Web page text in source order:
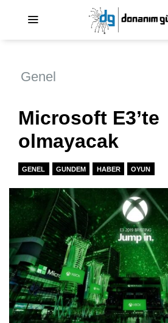
Genel
Microsoft E3’te
olmayacak
GENEL GUNDEM HABER OYUN